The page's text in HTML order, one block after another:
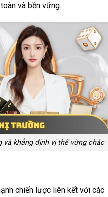
và bền vững.
và khẳng định vị thế vững chắc
chiến lược liên kết với các